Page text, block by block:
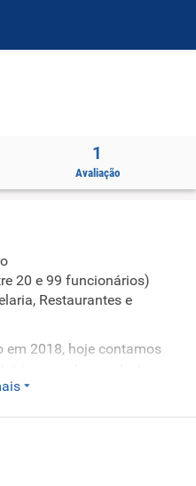
1
Avaliação
20 e 99 funcionários)
Restaurantes e
em 2018, hoje contamos
- Barra da Tijuca e com
loja de fast food
de Jacarepaguá, 6069 -